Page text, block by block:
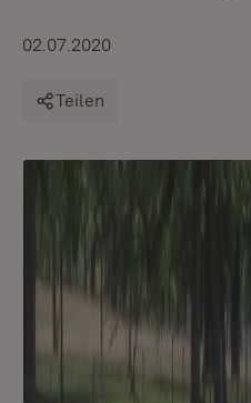
02.07.2020
Teilen